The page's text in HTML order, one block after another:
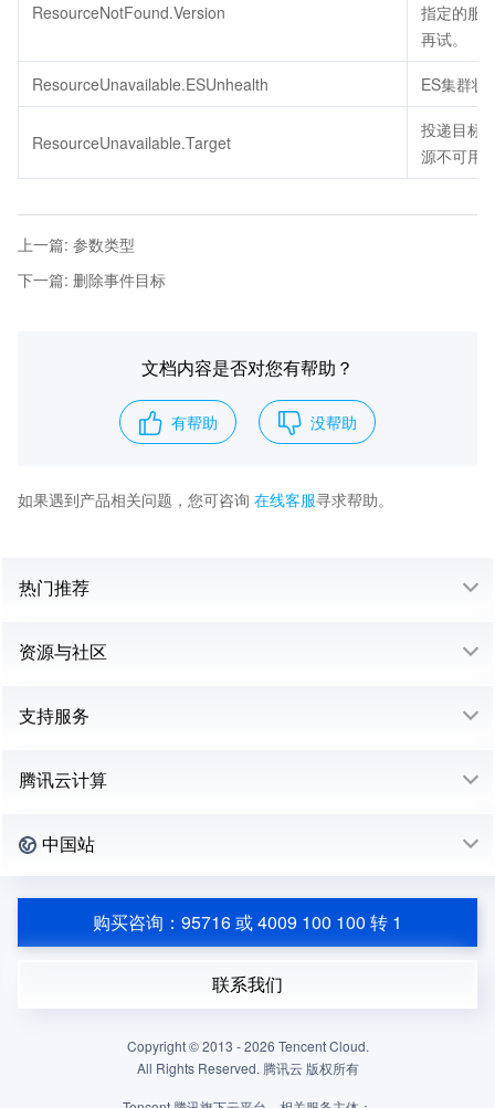
ResourceNotFound.Version
指定的服
再试。
ResourceUnavailable.ESUnhealth ES集群状
ResourceUnavailable.Target
投递目标
源不可用
上一篇: 参数类型
下一篇: 删除事件目标
文档内容是否对您有帮助？
有帮助 没帮助
如果遇到产品相关问题，您可咨询 在线客服寻求帮助。
热门推荐
资源与社区
支持服务
腾讯云计算
中国站
购买咨询：95716 或 4009 100 100 转 1
联系我们
Copyright © 2013 -2026 Tencent Cloud.
All Rights Reserved. 腾讯云 版权所有